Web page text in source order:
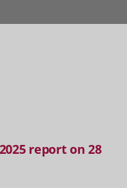
report on 28